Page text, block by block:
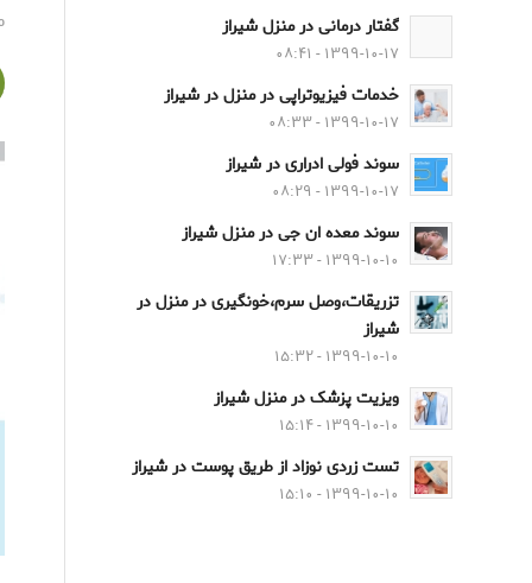
گفتار درمانی در منزل شیراز
۱۳۹۹-۱۰-۱۷ - ۰۸:۴۱
خدمات فیزیوتراپی در منزل در شیراز
۱۳۹۹-۱۰-۱۷ - ۰۸:۳۳
سوند فولی ادراری در شیراز
۱۳۹۹-۱۰-۱۷ - ۰۸:۲۹
سوند معده ان جی در منزل شیراز
۱۳۹۹-۱۰-۱۰ - ۱۷:۳۳
تزریقات،وصل سرم،خونگیری در منزل در
شیراز
۱۳۹۹-۱۰-۱۰ - ۱۵:۳۲
ویزیت پزشک در منزل شیراز
۱۳۹۹-۱۰-۱۰ - ۱۵:۱۴
تست زردی نوزاد از طریق پوست در شیراز
۱۳۹۹-۱۰-۱۰ - ۱۵:۱۰